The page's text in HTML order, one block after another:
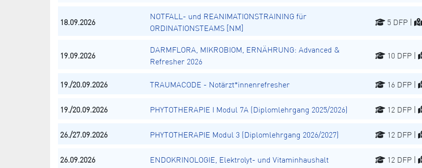
18.09.2026
NOTFALL- und REANIMATIONSTRAINING für
ORDINATIONSTEAMS [NM]
5 DFP |
19.09.2026
DARMFLORA, MIKROBIOM, ERNÄHRUNG: Advanced &
Refresher 2026
10 DFP |
19./20.09.2026 TRAUMACODE - Notärzt*innenrefresher 16 DFP |
19./20.09.2026 PHYTOTHERAPIE I Modul 7A (Diplomlehrgang 2025/2026) 12 DFP |
26./27.09.2026 PHYTOTHERAPIE Modul 3 (Diplomlehrgang 2026/2027) 12 DFP |
26.09.2026 ENDOKRINOLOGIE, Elektrolyt- und Vitaminhaushalt 12 DFP |